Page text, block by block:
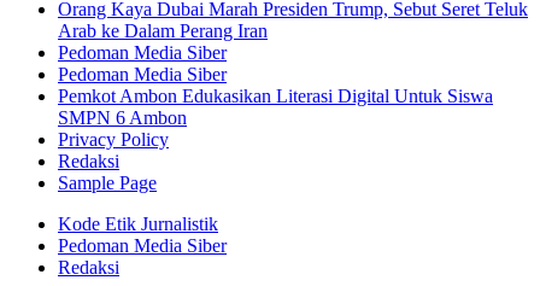
Orang Kaya Dubai Marah Presiden Trump, Sebut Seret Teluk
Arab ke Dalam Perang Iran
Pedoman Media Siber
Pedoman Media Siber
Pemkot Ambon Edukasikan Literasi Digital Untuk Siswa
SMPN 6 Ambon
Privacy Policy
Redaksi
Sample Page
Kode Etik Jurnalistik
Pedoman Media Siber
Redaksi